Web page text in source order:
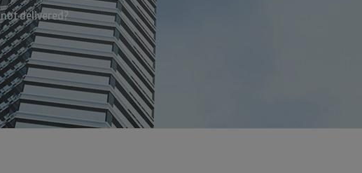
delivered?